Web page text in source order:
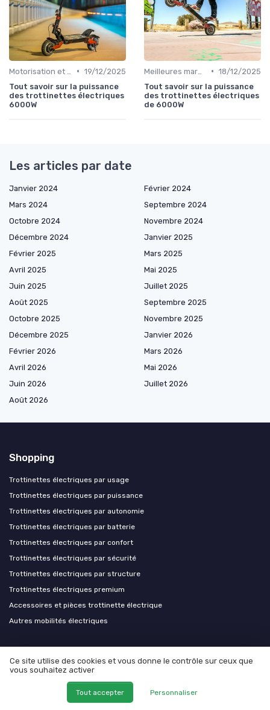
• 19/12/2025
Tout savoir sur la puissance
des trottinettes électriques
6000W
• 18/12/2025
Tout savoir sur la puissance
des trottinettes électriques
de 6000W
Les articles par date
Janvier 2024
Février 2024
Mars 2024
Septembre 2024
Octobre 2024
Novembre 2024
Décembre 2024
Janvier 2025
Février 2025
Mars 2025
Avril 2025
Mai 2025
Juin 2025
Juillet 2025
Août 2025
Septembre 2025
Octobre 2025
Novembre 2025
Décembre 2025
Janvier 2026
Février 2026
Mars 2026
Avril 2026
Mai 2026
Juin 2026
Juillet 2026
Août 2026
Shopping
Trottinettes électriques par usage
Trottinettes électriques par puissance
Trottinettes électriques par autonomie
Trottinettes électriques par batterie
Trottinettes électriques par confort
Trottinettes électriques par sécurité
Trottinettes électriques par structure
Trottinettes électriques premium
Accessoires et pièces trottinette électrique
Autres mobilités électriques
Choisir une trottinette électrique pour un poids maximal de 200 kg
Où faire réparer votre trottinette électrique près de chez vous ?
Combien coûte une trottinette Zosh ? Analyse des prix et conseils pour
Ce site utilise des cookies et vous donne le contrôle sur ceux que
vous souhaitez activer
Tout accepter Personnaliser